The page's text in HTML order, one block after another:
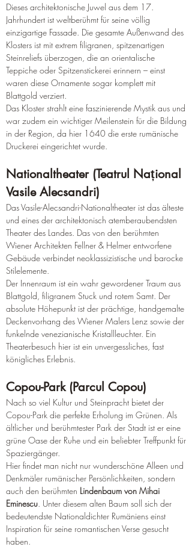
Dieses architektonische Juwel aus dem 17.
Jahrhundert ist weltberühmt für seine völlig
einzigartige Fassade. Die gesamte Außenwand des
Klosters ist mit extrem filigranen, spitzenartigen
Steinreliefs überzogen, die an orientalische
Teppiche oder Spitzenstickerei erinnern – einst
waren diese Ornamente sogar komplett mit
Blattgold verziert.
Das Kloster strahlt eine faszinierende Mystik aus und
war zudem ein wichtiger Meilenstein für die Bildung
in der Region, da hier 1640 die erste rumänische
Druckerei eingerichtet wurde.
Nationaltheater (Teatrul Național
Vasile Alecsandri)
Das Vasile-Alecsandri-Nationaltheater ist das älteste
und eines der architektonisch atemberaubendsten
Theater des Landes. Das von den berühmten
Wiener Architekten Fellner & Helmer entworfene
Gebäude verbindet neoklassizistische und barocke
Stilelemente.
Der Innenraum ist ein wahr gewordener Traum aus
Blattgold, filigranem Stuck und rotem Samt. Der
absolute Höhepunkt ist der prächtige, handgemalte
Deckenvorhang des Wiener Malers Lenz sowie der
funkelnde venezianische Kristallleuchter. Ein
Theaterbesuch hier ist ein unvergessliches, fast
königliches Erlebnis.
Copou-Park (Parcul Copou)
Nach so viel Kultur und Steinpracht bietet der
Copou-Park die perfekte Erholung im Grünen. Als
ältlicher und berühmtester Park der Stadt ist er eine
grüne Oase der Ruhe und ein beliebter Treffpunkt für
Spaziergänger.
Hier findet man nicht nur wunderschöne Alleen und
Denkmäler rumänischer Persönlichkeiten, sondern
auch den berühmten Lindenbaum von Mihai
Eminescu. Unter diesem alten Baum soll sich der
bedeutendste Nationaldichter Rumäniens einst
Inspiration für seine romantischen Verse gesucht
haben.